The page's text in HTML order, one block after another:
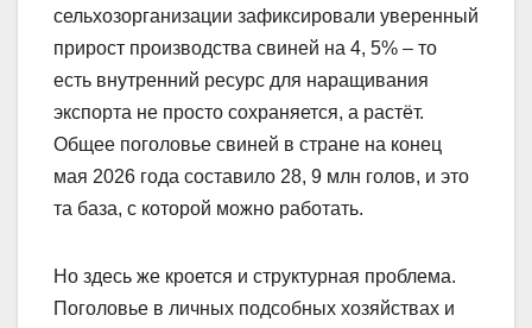
сельхозорганизации зафиксировали уверенный
прирост производства свиней на 4, 5% – то
есть внутренний ресурс для наращивания
экспорта не просто сохраняется, а растёт.
Общее поголовье свиней в стране на конец
мая 2026 года составило 28, 9 млн голов, и это
та база, с которой можно работать.
Но здесь же кроется и структурная проблема.
Поголовье в личных подсобных хозяйствах и